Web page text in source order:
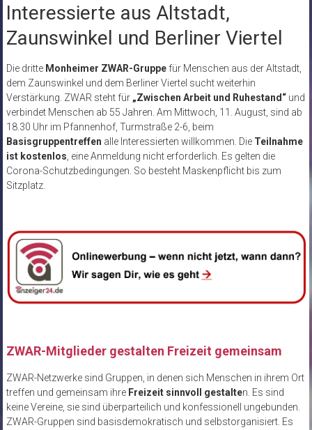
Interessierte aus Altstadt,
Zaunswinkel und Berliner Viertel
Die dritte Monheimer ZWAR-Gruppefür Menschen aus der Altstadt,
dem Zaunswinkel und dem Berliner Viertel sucht weiterhin
Verstärkung. ZWAR steht für „Zwischen Arbeit und Ruhestand“und
verbindet Menschen ab 55 Jahren. Am Mittwoch, 11. August, sind ab
18.30 Uhr im Pfannenhof, Turmstraße 2-6, beim
Basisgruppentreffen alle Interessierten willkommen. Die Teilnahme
ist kostenlos , eine Anmeldung nicht erforderlich. Es gelten die
Corona-Schutzbedingungen. So besteht Maskenpflicht bis zum
Sitzplatz.
ZWAR-Mitglieder gestalten Freizeit gemeinsam
ZWAR-Netzwerke sind Gruppen, in denen sich Menschen in ihrem Ort
treffen und gemeinsam ihre Freizeit sinnvoll gestalten. Es sind
keine Vereine, sie sind überparteilich und konfessionell ungebunden.
ZWAR-Gruppen sind basisdemokratisch und selbstorganisiert. Es